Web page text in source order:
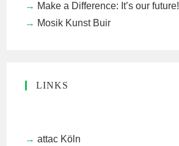
Make a Difference: It’s our future!
Mosik Kunst Buir
LINKS
attac Köln